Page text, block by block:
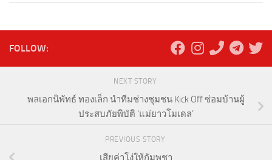
FOLLOW:
NEXT STORY
พลเอกนิพัทธ์ ทองเล็ก นำทีมช่างชุมชน Kick Off ซ่อมบ้านผู้
ประสบภัยพิบัติ ‘แม่ยาวโมเดล’
PREVIOUS STORY
เสียค่าโง่ให้กัมพูชา